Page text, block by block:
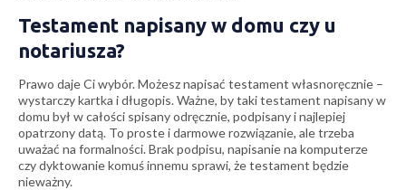
Testament napisany w domu czy u
notariusza?
Prawo daje Ci wybór. Możesz napisać testament własnoręcznie –
wystarczy kartka i długopis. Ważne, by taki testament napisany w
domu był w całości spisany odręcznie, podpisany i najlepiej
opatrzony datą. To proste i darmowe rozwiązanie, ale trzeba
uważać na formalności. Brak podpisu, napisanie na komputerze
czy dyktowanie komuś innemu sprawi, że testament będzie
nieważny.